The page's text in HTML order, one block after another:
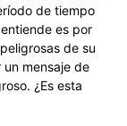
de tiempo
es por
de su
mensaje de
¿Es esta